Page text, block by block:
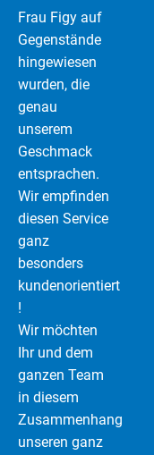
Frau Figy auf
Gegenstände
hingewiesen
wurden, die
genau
unserem
Geschmack
entsprachen.
Wir empfinden
diesen Service
ganz
besonders
kundenorientiert
!
Wir möchten
Ihr und dem
ganzen Team
in diesem
Zusammenhang
unseren ganz